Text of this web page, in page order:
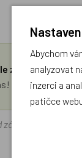
známe a rádi
Váš rodinný
v
Abychom
analyzovat
inzerci a
patičce